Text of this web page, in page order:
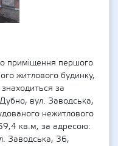
приміщення першого
житлового будинку,
за
вул. Заводська,
нежитлового
кв.м, за адресою:
Заводська, 36,